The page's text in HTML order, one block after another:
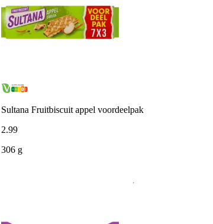
Sultana Fruitbiscuit appel voordeelpak
2.99
306 g